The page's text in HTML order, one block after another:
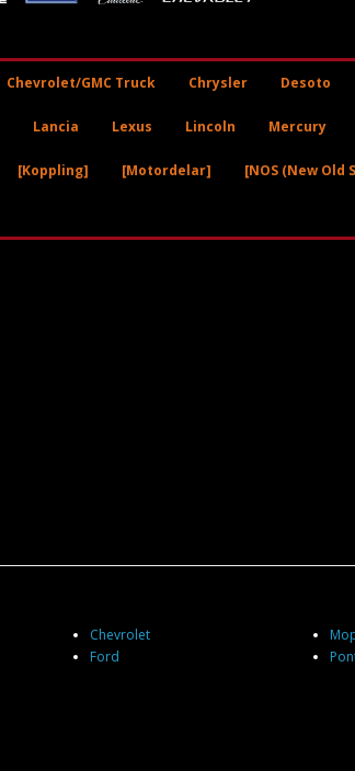
Chevrolet/GMC Truck Chrysler Desoto
Lancia Lexus Lincoln Mercury
[Koppling] [Motordelar] [NOS (New Old
Chevrolet
Ford